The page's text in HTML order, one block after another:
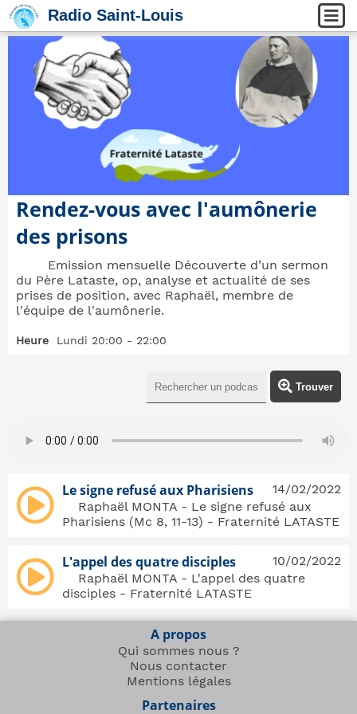
Radio Saint-Louis
Rendez-vous avec l'aumônerie
des prisons
Emission mensuelle Découverte d’un sermon
du Père Lataste, op, analyse et actualité de ses
prises de position, avec Raphaël, membre de
l'équipe de l'aumônerie.
Heure Lundi 20:00 - 22:00
Trouver
Le signe refusé aux Pharisiens
Raphaël MONTA - Le signe refusé aux
Pharisiens (Mc 8, 11-13) - Fraternité LATASTE
14/02/2022
L'appel des quatre disciples
Raphaël MONTA - L'appel des quatre
disciples - Fraternité LATASTE
10/02/2022
A propos
Qui sommes nous ?
Nous contacter
Mentions légales
Partenaires